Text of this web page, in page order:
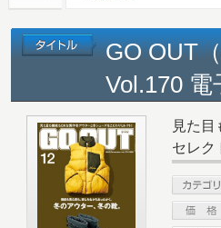
GO OUT
Vol.170 電
見た
セレク